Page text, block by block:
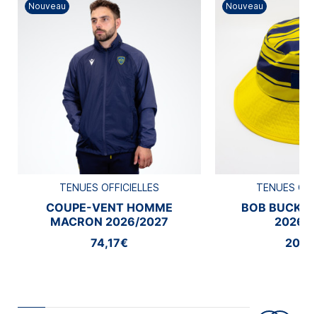
Nouveau
TENUES OFFICIELLES
COUPE-VENT HOMME
MACRON 2026/2027
74,17€
Nouveau
TENUES
BOB
2026/